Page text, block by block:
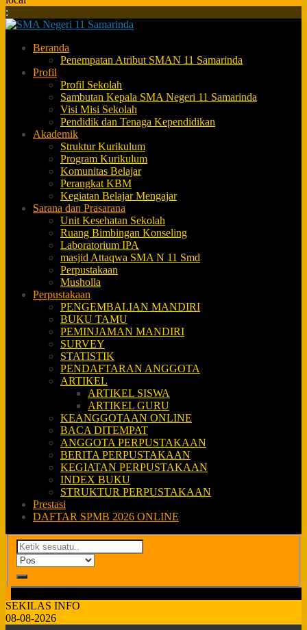
:
Beranda
Penempatan Atribut SMAN 11 Samarinda
Profil
Profil Sekolah
Sambutan Kepala SMA Negeri 11 Samarinda
Visi Misi Sekolah
Pendidik dan Tenaga Kependidikan
Akademik
Struktur Kurikulum
Program Kurikulum
Komunitas Belajar
Perangkat KBM
Kegiatan Belajar Mengajar
Sarana dan Prasarana
Unit Kesehatan Sekolah
Ruang Bimbingan Konseling
Laboratorium IPA
masjid Attaqwa SMA N 11 Smd
Perpustakaan
Musholla
Perpustakaan
PENGEMBALIAN MANDIRI
BUKU TAMU
PEMINJAMAN MANDIRI
SURVEY
STATISTIK
PENDAFTARAN ANGGOTA
ARTIKEL
ARTIKEL SISWA
ARTIKEL GURU
KEANGGOTAAN ONLINE
BACA DITEMPAT
ANGGOTA PERPUSTAKAAN
BERITA PERPUSTAKAAN
KEGIATAN PERPUSTAKAAN
INDEX BUKU
STRUKTUR PERPUSTAKAAN
Prestasi
DAFTAR SPMB 2026 ONLINE
SEKILAS INFO
08-08-2026